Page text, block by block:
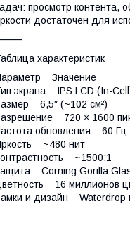
просмотр контента,
достаточен для
характеристик
Значение
экрана IPS LCD (In-
6,5″ (~102 см²)
720 × 1600
обновления 60 Гц
~480 нит
~1500:1
Corning Gorilla
16 миллионов
и дизайн Waterdrop